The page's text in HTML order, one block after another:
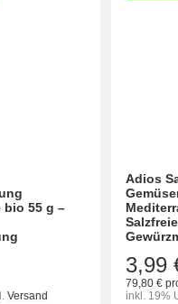
bio 55 g –
Versand
Adios
3,99
79,80 €
inkl. 19%